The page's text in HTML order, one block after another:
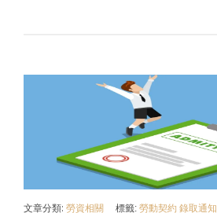
文章分類: 勞資相關 標籤: 勞動契約 錄取通知